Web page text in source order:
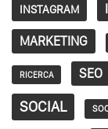
INSTAGRAM
MARKETING
RICERCA SEO
SOCIAL